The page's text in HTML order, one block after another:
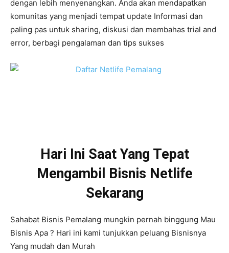
dengan lebih menyenangkan. Anda akan mendapatkan
komunitas yang menjadi tempat update Informasi dan
paling pas untuk sharing, diskusi dan membahas trial and
error, berbagi pengalaman dan tips sukses
Hari Ini Saat Yang Tepat
Mengambil Bisnis Netlife
Sekarang
Sahabat Bisnis Pemalang mungkin pernah binggung Mau
Bisnis Apa ? Hari ini kami tunjukkan peluang Bisnisnya
Yang mudah dan Murah